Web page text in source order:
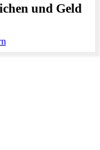
und Geld